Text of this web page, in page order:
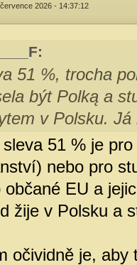
2026 - 14:37:12
:
51 %, trocha
být Polką a
v Polsku.
51 % je
nebo pro
občané EU a
žije v Polsku a
očividně je, aby